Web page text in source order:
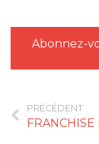
Abonnez-
PRÉCÉDENT